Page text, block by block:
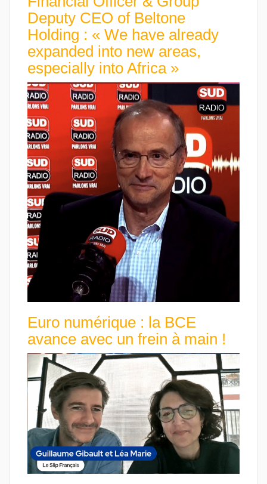
Deputy CEO of Beltone
Holding : « We have already
expanded into new areas,
especially into Africa »
Euro numérique : la BCE
avance avec un frein à main !